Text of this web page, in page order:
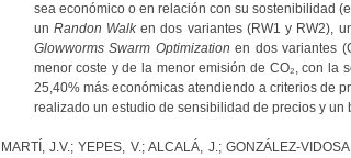
sea económico o en relación con su sostenibilidad
un Randon Walk en dos variantes (RW1 y RW2),
Glowworms Swarm Optimization en dos variantes
menor coste y de la menor emisión de CO₂, con la
25,40% más económicas atendiendo a criterios de
realizado un estudio de sensibilidad de precios y
MARTÍ, J.V.; YEPES, V.; ALCALÁ, J.; GONZÁLEZ-